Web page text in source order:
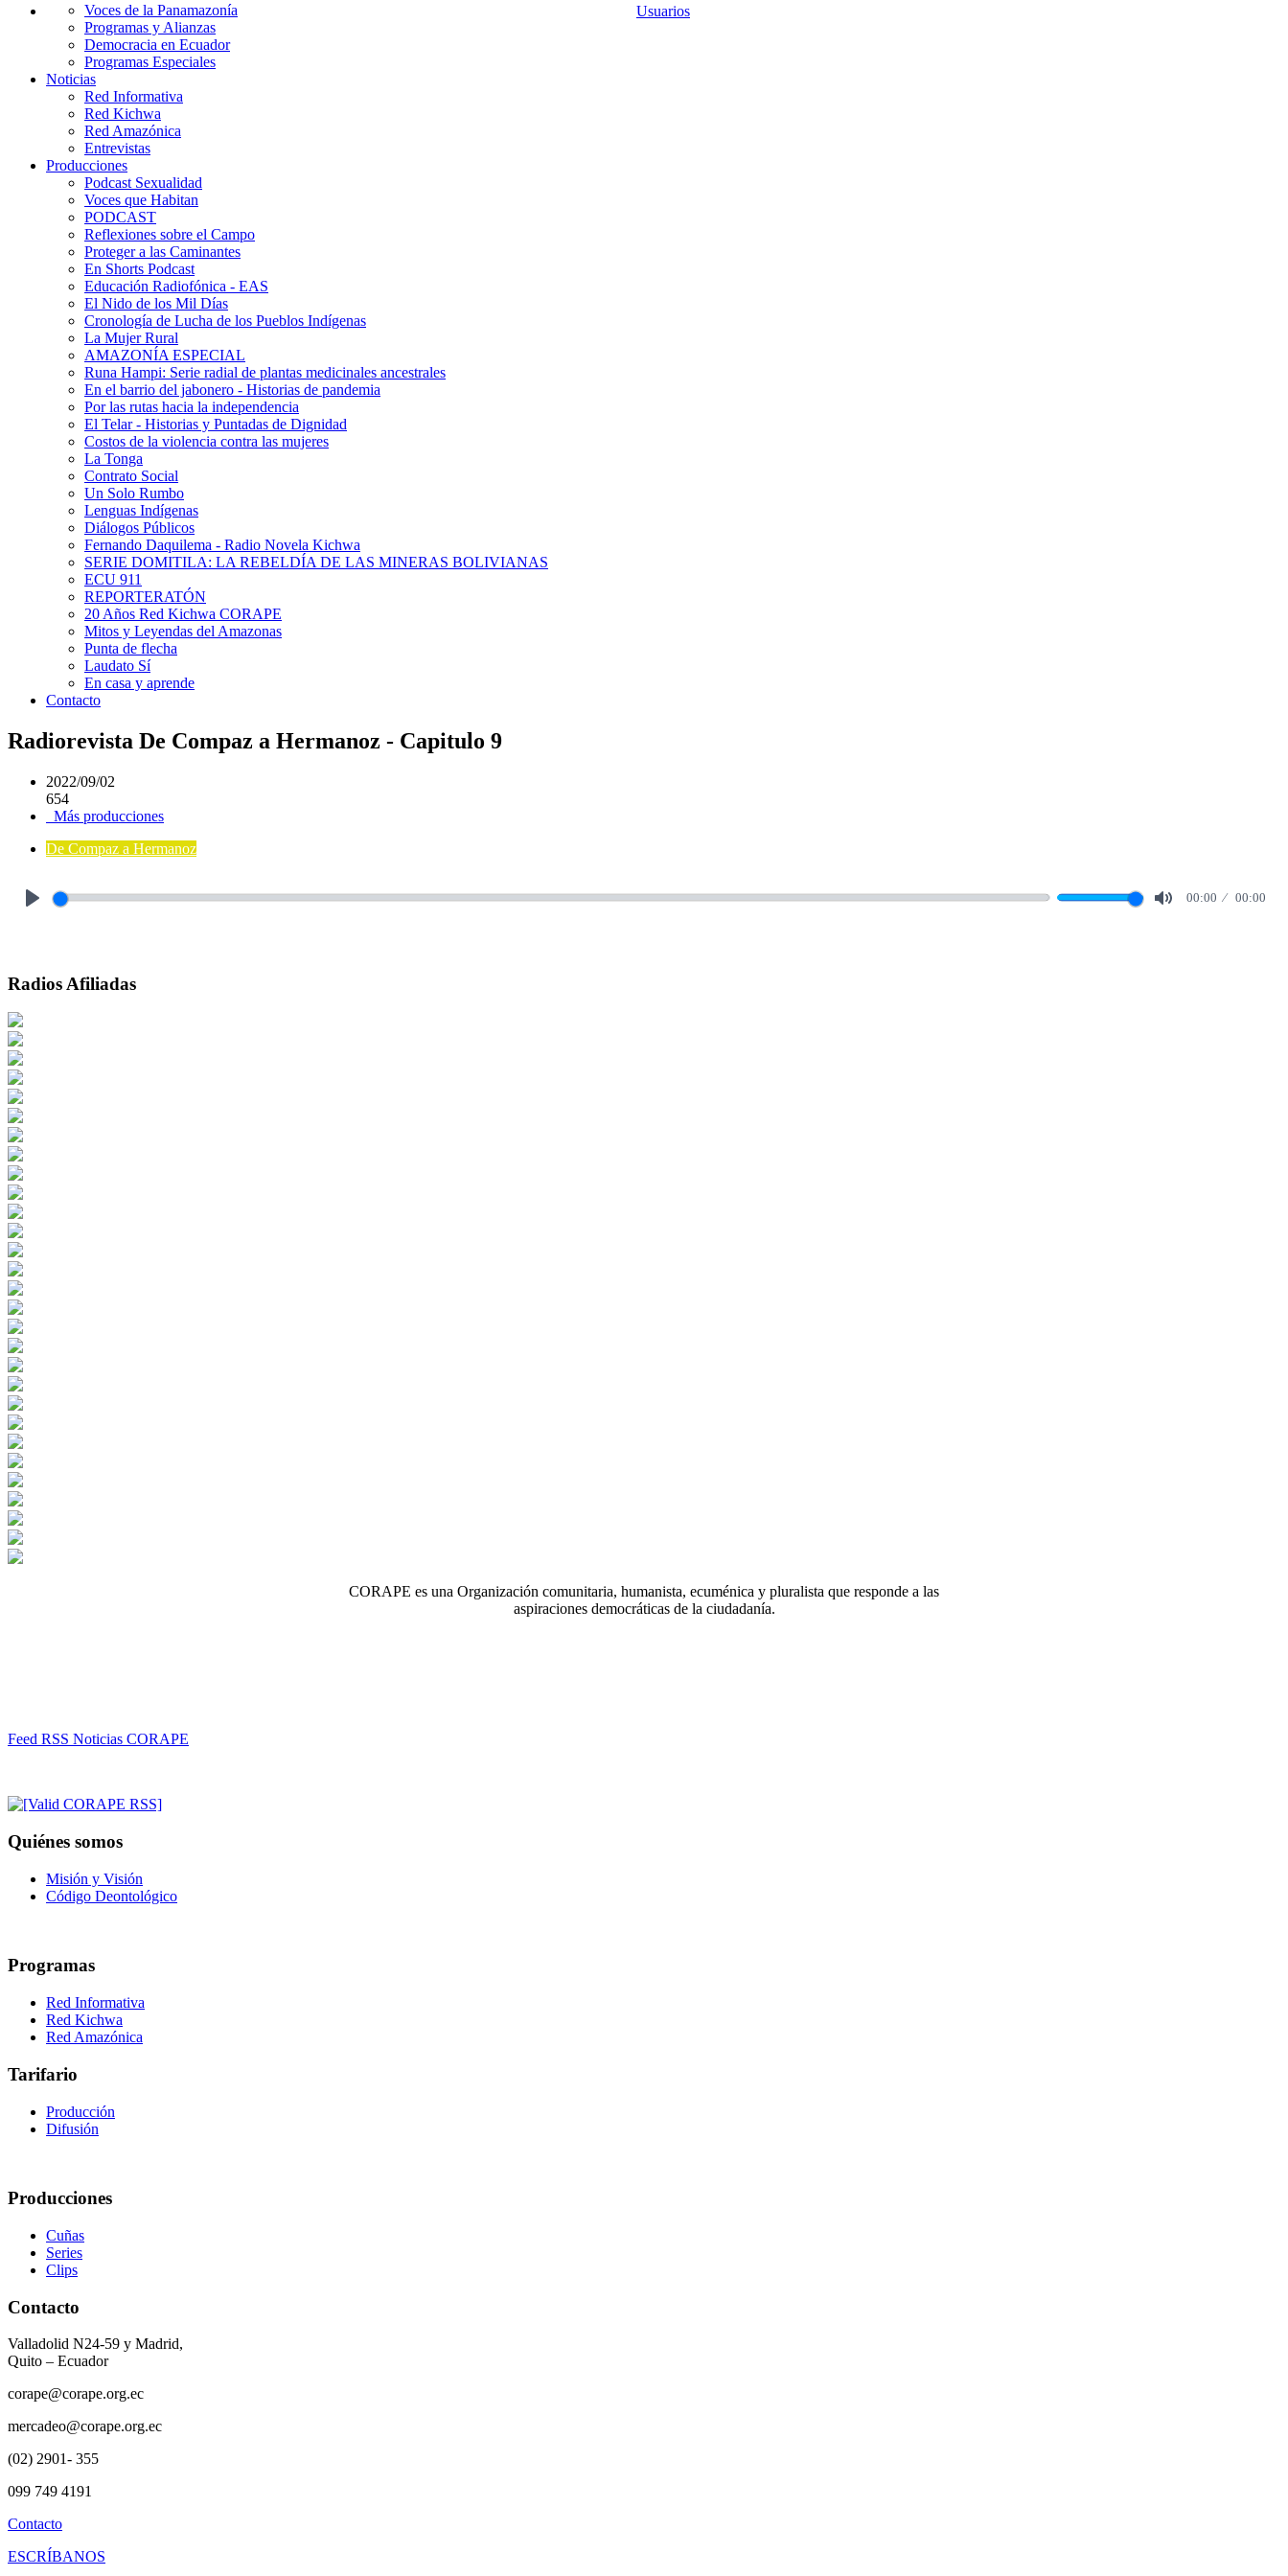
Usuarios
Voces de la Panamazonía
Programas y Alianzas
Democracia en Ecuador
Programas Especiales
Noticias
Red Informativa
Red Kichwa
Red Amazónica
Entrevistas
Producciones
Podcast Sexualidad
Voces que Habitan
PODCAST
Reflexiones sobre el Campo
Proteger a las Caminantes
En Shorts Podcast
Educación Radiofónica - EAS
El Nido de los Mil Días
Cronología de Lucha de los Pueblos Indígenas
La Mujer Rural
AMAZONÍA ESPECIAL
Runa Hampi: Serie radial de plantas medicinales ancestrales
En el barrio del jabonero - Historias de pandemia
Por las rutas hacia la independencia
El Telar - Historias y Puntadas de Dignidad
Costos de la violencia contra las mujeres
La Tonga
Contrato Social
Un Solo Rumbo
Lenguas Indígenas
Diálogos Públicos
Fernando Daquilema - Radio Novela Kichwa
SERIE DOMITILA: LA REBELDÍA DE LAS MINERAS BOLIVIANAS
ECU 911
REPORTERATÓN
20 Años Red Kichwa CORAPE
Mitos y Leyendas del Amazonas
Punta de flecha
Laudato Sí
En casa y aprende
Contacto
Radiorevista De Compaz a Hermanoz - Capitulo 9
2022/09/02
654
Más producciones
De Compaz a Hermanoz
00:00 00:00
Radios Afiliadas
CORAPE es una Organización comunitaria, humanista, ecuménica y pluralista que responde a las
aspiraciones democráticas de la ciudadanía.
Feed RSS Noticias CORAPE
Quiénes somos
Misión y Visión
Código Deontológico
Programas
Red Informativa
Red Kichwa
Red Amazónica
Tarifario
Producción
Difusión
Producciones
Cuñas
Series
Clips
Contacto
Valladolid N24-59 y Madrid,
Quito – Ecuador
corape@corape.org.ec
mercadeo@corape.org.ec
(02) 2901- 355
099 749 4191
Contacto
ESCRÍBANOS